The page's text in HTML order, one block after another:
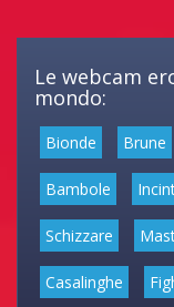
Le webcam
mondo:
Bionde Brune
Bambole
Schizzare
Casalinghe